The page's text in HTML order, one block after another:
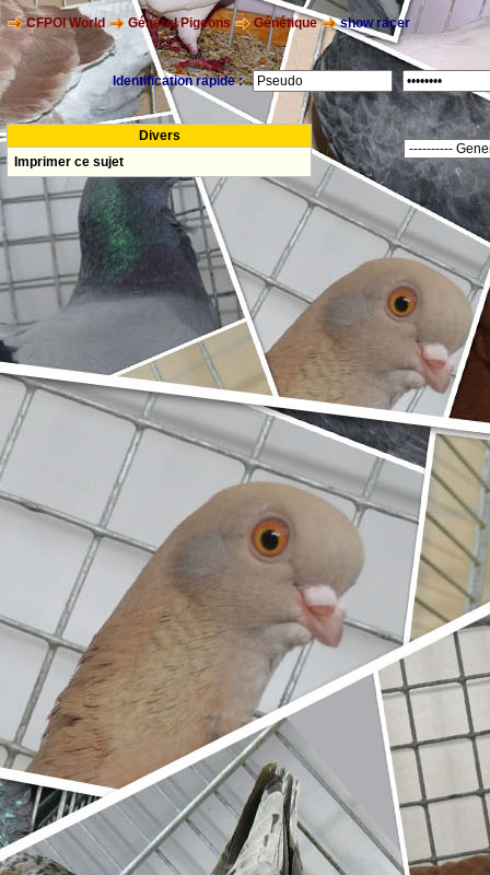
CFPOI World Général Pigeons Génétique show racer
Identification rapide :
Divers
Imprimer ce sujet